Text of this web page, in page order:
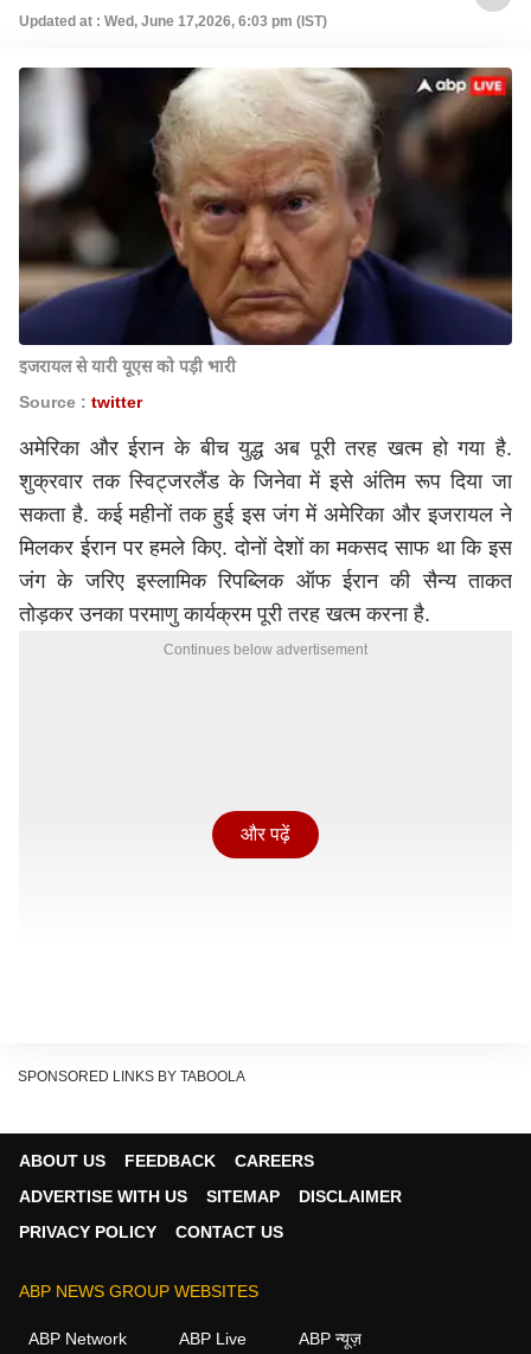
Updated at : Wed, June 17,2026, 6:03 pm (IST)
इजरायल से यारी यूएस को पड़ी भारी
Source : twitter
अमेरिका और ईरान के बीच युद्ध अब पूरी तरह खत्म हो गया है.
शुक्रवार तक स्विट्जरलैंड के जिनेवा में इसे अंतिम रूप दिया जा
सकता है. कई महीनों तक हुई इस जंग में अमेरिका और इजरायल ने
मिलकर ईरान पर हमले किए. दोनों देशों का मकसद साफ था कि इस
जंग के जरिए इस्लामिक रिपब्लिक ऑफ ईरान की सैन्य ताकत
तोड़कर उनका परमाणु कार्यक्रम पूरी तरह खत्म करना है.
Continues below advertisement
के ट्रंप प्रशासन को वो कामयाबी नहीं मिली, जिसकी नेतन्याहू और
और पढ़ें
SPONSORED LINKS BY TABOOLA
ABOUT US FEEDBACK
CAREERS
ADVERTISE WITH US
SITEMAP
DISCLAIMER
PRIVACY POLICY
CONTACT US
ABP NEWS GROUP WEBSITES
ABP Network ABP Live ABP न्यूज़